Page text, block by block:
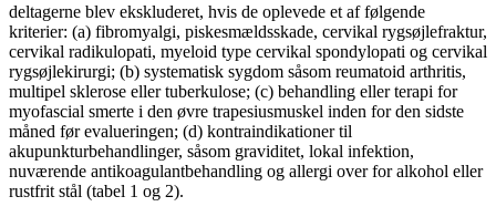
deltagerne blev ekskluderet, hvis de oplevede et af følgende
kriterier: (a) fibromyalgi, piskesmældsskade, cervikal rygsøjlefraktur,
cervikal radikulopati, myeloid type cervikal spondylopati og cervikal
rygsøjlekirurgi; (b) systematisk sygdom såsom reumatoid arthritis,
multipel sklerose eller tuberkulose; (c) behandling eller terapi for
myofascial smerte i den øvre trapesiusmuskel inden for den sidste
måned før evalueringen; (d) kontraindikationer til
akupunkturbehandlinger, såsom graviditet, lokal infektion,
nuværende antikoagulantbehandling og allergi over for alkohol eller
rustfrit stål (tabel 1 og 2).